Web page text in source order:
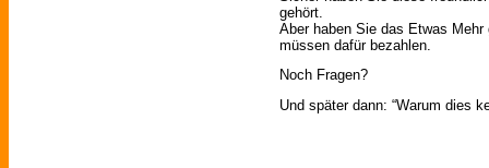
gehört.
Aber haben Sie das Etwas
müssen dafür bezahlen.
Noch Fragen?
Und später dann: “Warum dies